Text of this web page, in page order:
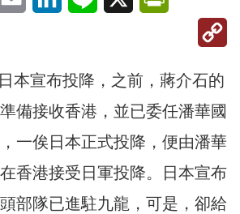
本宣布投降，之前，蔣介石的
備接收香港，並已委任潘華國
一俟日本正式投降，便由潘華
香港接受日軍投降。日本宣布
部隊已進駐九龍，可是，卻給